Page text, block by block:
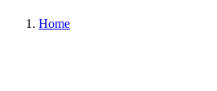
Home